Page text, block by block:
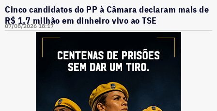
Cinco candidatos do PP à Câmara declaram mais de
R$ 1,7 milhão em dinheiro vivo ao TSE
07/08/2026 18:17